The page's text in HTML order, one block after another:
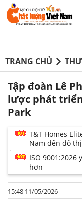
TRANG CHỦ
Tập đoàn Lê
lược phát
Park
T&T Homes
Nam đến đô
ISO
hơn
15:48 11/05/2026